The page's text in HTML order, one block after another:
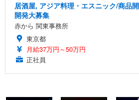
居酒屋, アジア料理・エスニック/商品
開発大募集
赤から 関東事務所
東京都
月給37万円～50万円
正社員